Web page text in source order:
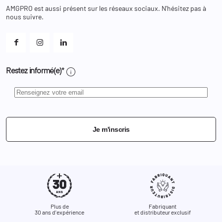
Et les cookies ?
AMGPRO est aussi présent sur les réseaux sociaux. N'hésitez pas à
nous suivre.
Restez informé(e)* info
Je m'inscris
Plus de
30 ans d'expérience
Fabriquant
et distributeur exclusif